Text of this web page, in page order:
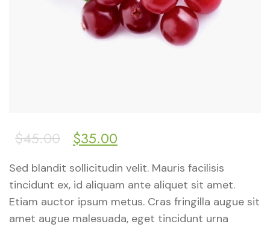
$45.00 $35.00
Sed blandit sollicitudin velit. Mauris facilisis
tincidunt ex, id aliquam ante aliquet sit amet.
Etiam auctor ipsum metus. Cras fringilla augue sit
amet augue malesuada, eget tincidunt urna